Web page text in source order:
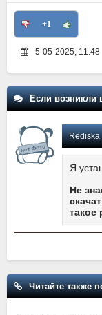
+1
5-05-2025, 11:48
Если возникли
Rediska
Я
Не
такое
Читайте также